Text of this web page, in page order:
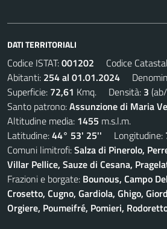
DATI TERRITORIALI
Codice ISTAT:001202 Codice
Abitanti: 254 al 01.01.2024
Superficie: 72,61 Kmq. Densità: 3
Santo patrono:Assunzione di Maria
Altitudine media: 1455 m.s.l.m.
Latitudine:44° 53' 25'' Longitudine:
Comuni limitrofi:Salza di Pinerolo,
Villar Pellice, Sauze di Cesana,
Frazioni e borgate: Bounous, Campo
Crosetto, Cugno, Gardiola, Ghigo,
Orgiere, Poumeifré, Pomieri,